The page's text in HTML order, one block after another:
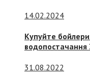
14.02.2024
Купуйте
водопостачання
31.08.2022